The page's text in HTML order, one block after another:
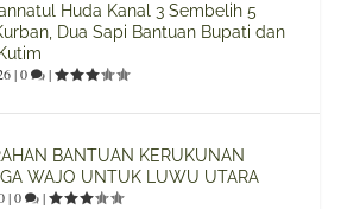
Huda Kanal 3 Sembelih 5
Dua Sapi Bantuan Bupati dan
|0 |
BANTUAN KERUKUNAN
WAJO UNTUK LUWU UTARA
|0 |